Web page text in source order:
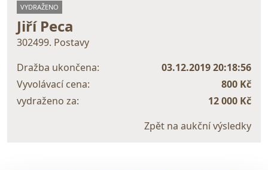
VYDRAŽENO
Jiří Peca
302499. Postavy
Dražba ukončena:
03.12.2019 20:18:56
Vyvolávací cena:
800 Kč
vydraženo za:
12 000 Kč
Zpět na aukční výsledky